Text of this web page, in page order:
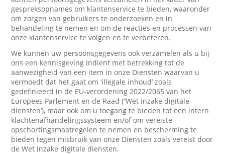
gespreksopnames om klantenservice te bieden, waaronder
om zorgen van gebruikers te onderzoeken en in
behandeling te nemen en om de reacties en processen van
onze klantenservice te volgen en te verbeteren.
We kunnen uw persoonsgegevens ook verzamelen als u bij
ons een kennisgeving indient met betrekking tot de
aanwezigheid van een item in onze Diensten waarvan u
vermoedt dat het gaat om ‘illegale inhoud’ zoals
gedefinieerd in de EU-verordening 2022/2065 van het
Europees Parlement en de Raad (‘’Wet inzake digitale
diensten’), maar ook om u toegang te bieden tot een intern
klachtenafhandelingssysteem en/of om vereiste
opschortingsmaatregelen te nemen en bescherming te
bieden tegen misbruik van onze Diensten zoals vereist door
de Wet inzake digitale diensten.